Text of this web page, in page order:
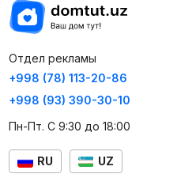
Отдел рекламы
+998 (78) 113-20-86
+998 (93) 390-30-10
Пн-Пт. С 9:30 до 18:00
RU UZ